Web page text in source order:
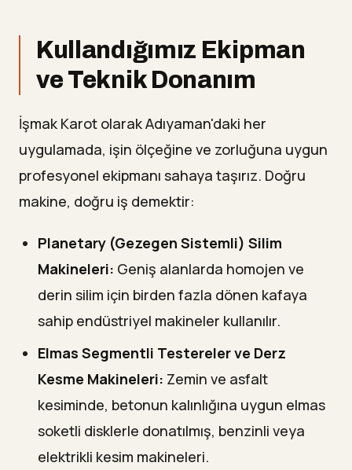
Kullandığımız Ekipman
ve Teknik Donanım
İşmak Karot olarak Adıyaman'daki her
uygulamada, işin ölçeğine ve zorluğuna uygun
profesyonel ekipmanı sahaya taşırız. Doğru
makine, doğru iş demektir:
Planetary (Gezegen Sistemli) Silim
Makineleri: Geniş alanlarda homojen ve
derin silim için birden fazla dönen kafaya
sahip endüstriyel makineler kullanılır.
Elmas Segmentli Testereler ve Derz
Kesme Makineleri: Zemin ve asfalt
kesiminde, betonun kalınlığına uygun elmas
soketli disklerle donatılmış, benzinli veya
elektrikli kesim makineleri.